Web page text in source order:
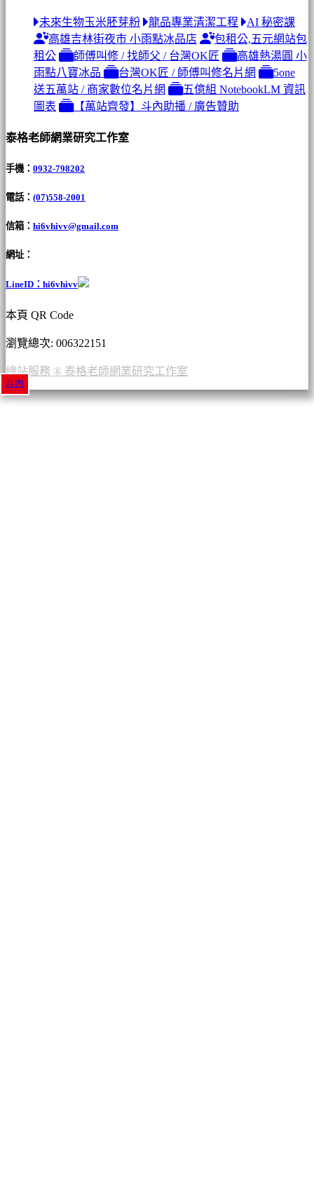
斗內
未來生物玉米胚芽粉 龍品專業清潔工程
AI 秘密課
高雄吉林街夜市 小雨點冰品店
包租公,五元網站包
租公
師傅叫修 / 找師父 / 台灣OK匠
高雄熱湯圓 小
雨點八寶冰品
台灣OK匠 / 師傅叫修名片網
5one
送五萬站 / 商家數位名片網
五億組 NotebookLM 資訊
圖表
【萬站齊發】斗內助播 / 廣告贊助
泰格老師網業研究工作室
手機： 0932-798202
電話： (07)558-2001
信箱： hi6vhivv@gmail.com
網址：
LineID：hi6vhivv
本頁 QR Code
瀏覽總次: 006322151
總站服務 ® 泰格老師網業研究工作室